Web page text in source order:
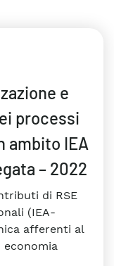
e
processi
ambito IEA
– 2022
di RSE
(IEA-
afferenti al